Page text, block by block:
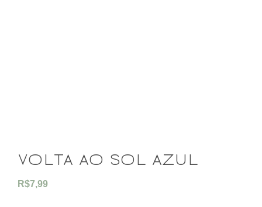
volta ao sol azul
R$7,99